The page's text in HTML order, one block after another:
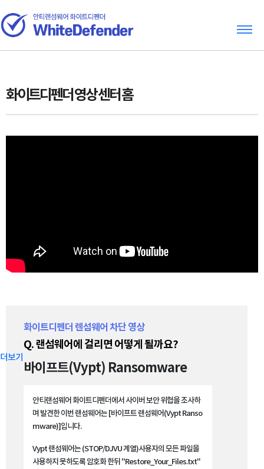
화이트디펜더 영상 센터 홈
화이트디펜더 렌섬웨어 차단 영상
Q. 랜섬웨어에 걸리면 어떻게 될까요?
바이프트(Vypt) Ransomware
안티랜섬웨어 화이트디펜더에서 사이버 보안 위협을 조사하
며 발견한 이번 랜섬웨어는 [바이프트 랜섬웨어(Vypt Ranso
mware)]입니다.
Vypt 랜섬웨어는 (STOP/DJVU 계열)사용자의 모든 파일을
사용하지 못하도록 암호화 한뒤 "Restore_Your_Files.txt"
더보기